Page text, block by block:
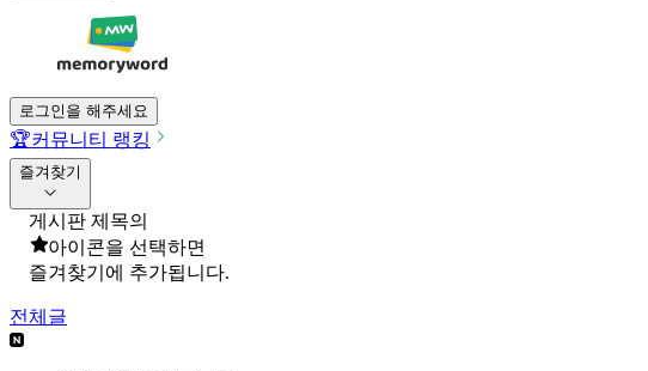
로그인을 해주세요
🏆커뮤니티 랭킹
즐겨찾기
게시판 제목의
아이콘을 선택하면
즐겨찾기에 추가됩니다.
전체글